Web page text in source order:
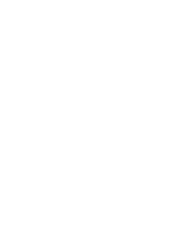
la parella des